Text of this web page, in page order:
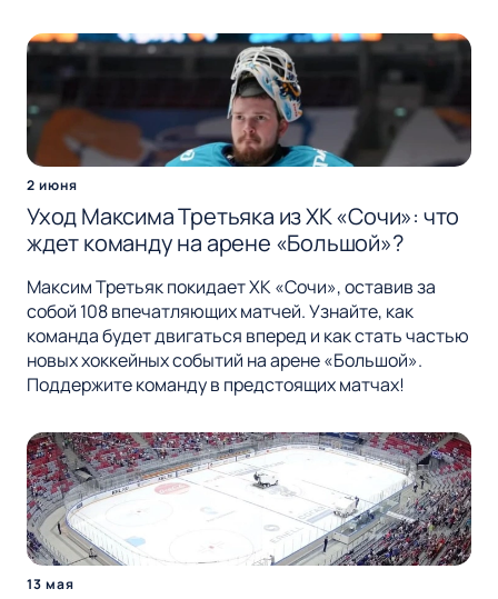
2 июня
Уход Максима Третьяка из ХК «Сочи»: что
ждет команду на арене «Большой»?
Максим Третьяк покидает ХК «Сочи», оставив за
собой 108 впечатляющих матчей. Узнайте, как
команда будет двигаться вперед и как стать частью
новых хоккейных событий на арене «Большой».
Поддержите команду в предстоящих матчах!
13 мая